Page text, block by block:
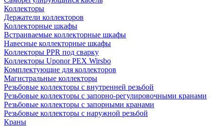
Коллекторы
Держатели коллекторов
Коллекторные шкафы
Встраиваемые коллекторные шкафы
Навесные коллекторные шкафы
Коллекторы PPR под сварку
Коллекторы Uponor PEX Wirsbo
Комплектующие для коллекторов
Магистральные коллекторы
Резьбовые коллекторы с внутренней резьбой
Резьбовые коллекторы с запорно-регулировочными кранами
Резьбовые коллекторы с запорными кранами
Резьбовые коллекторы с наружной резьбой
Краны